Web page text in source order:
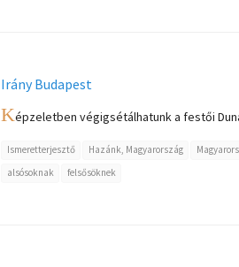
Irány Budapest
Képzeletben végigsétálhatunk a festői
Ismeretterjesztő Hazánk, Magyarország
alsósoknak
felsősöknek